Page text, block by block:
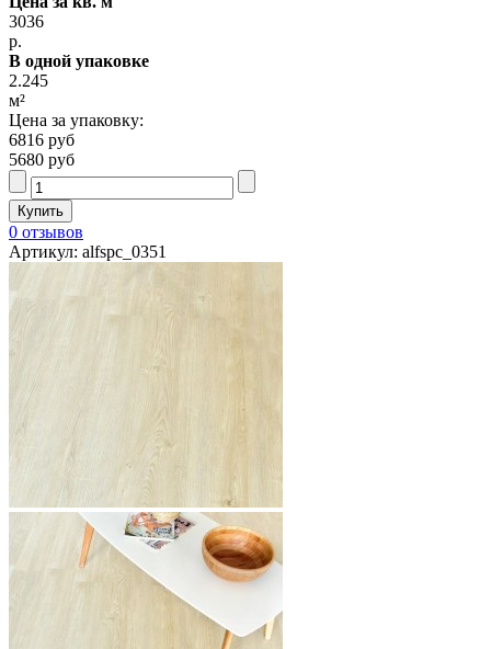
3036
р.
В одной упаковке
2.245
м²
Цена за упаковку:
6816 руб
5680 руб
0 отзывов
Артикул: alfspc_0351